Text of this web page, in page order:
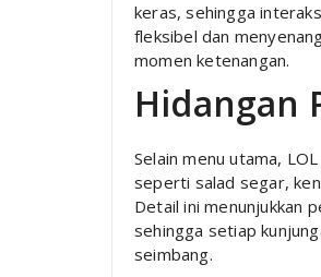
keras, sehingga
fleksibel dan
momen ketenangan.
Hidangan
Selain menu utama,
seperti salad segar,
Detail ini menunjukkan
sehingga setiap
seimbang.